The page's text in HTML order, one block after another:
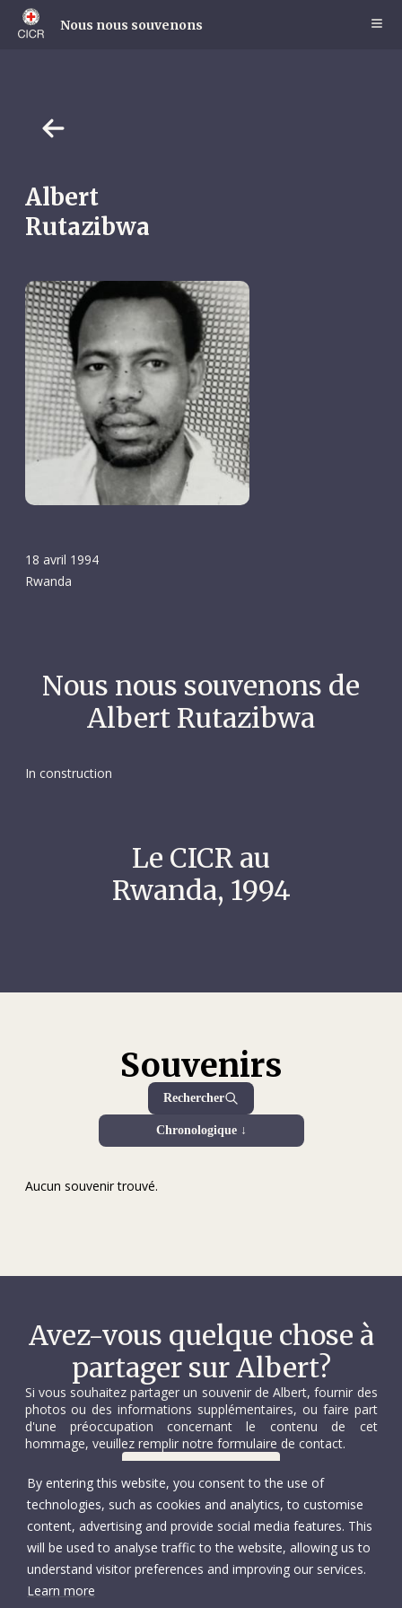
Skip
main
Nous nous souvenons
Albert
Rutazibwa
18 avril 1994
Rwanda
Nous nous souvenons de
Albert Rutazibwa
In construction
Le CICR au
Rwanda, 1994
Souvenirs
Rechercher
Chronologique ↓
Aucun souvenir trouvé.
Avez-vous quelque chose à
partager sur Albert?
Si vous souhaitez partager un souvenir de Albert, fournir des
photos ou des informations supplémentaires, ou faire part
d'une préoccupation concernant le contenu de cet
hommage, veuillez remplir notre formulaire de contact.
By entering this website, you consent to the use of
technologies, such as cookies and analytics, to customise
content, advertising and provide social media features. This
will be used to analyse traffic to the website, allowing us to
understand visitor preferences and improving our services.
Learn more